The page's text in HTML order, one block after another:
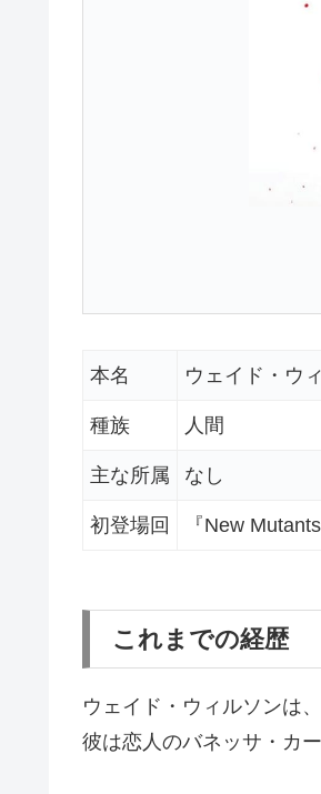
本名 ウェイド・ウ
種族 人間
主な所属 なし
初登場回 『New
これまでの経歴
ウェイド・ウィルソンは
彼は恋人のバネッサ・カ